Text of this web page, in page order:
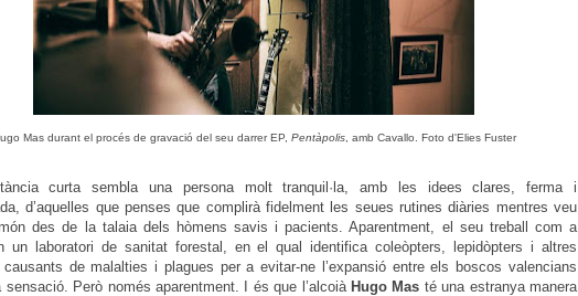
Mas durant el procés de gravació del seu darrer EP, Pentàpolis, amb Cavallo. Foto d'Elies Fuster
curta sembla una persona molt tranquil·la, amb les idees clares, ferma i
d’aquelles que penses que complirà fidelment les seues rutines diàries mentres veu
des de la talaia dels hòmens savis i pacients. Aparentment, el seu treball com a
un laboratori de sanitat forestal, en el qual identifica coleòpters, lepidòpters i altres
causants de malalties i plagues per a evitar-ne l’expansió entre els boscos valencians
sensació. Però només aparentment. I és que l’alcoià Hugo Mas té una estranya manera